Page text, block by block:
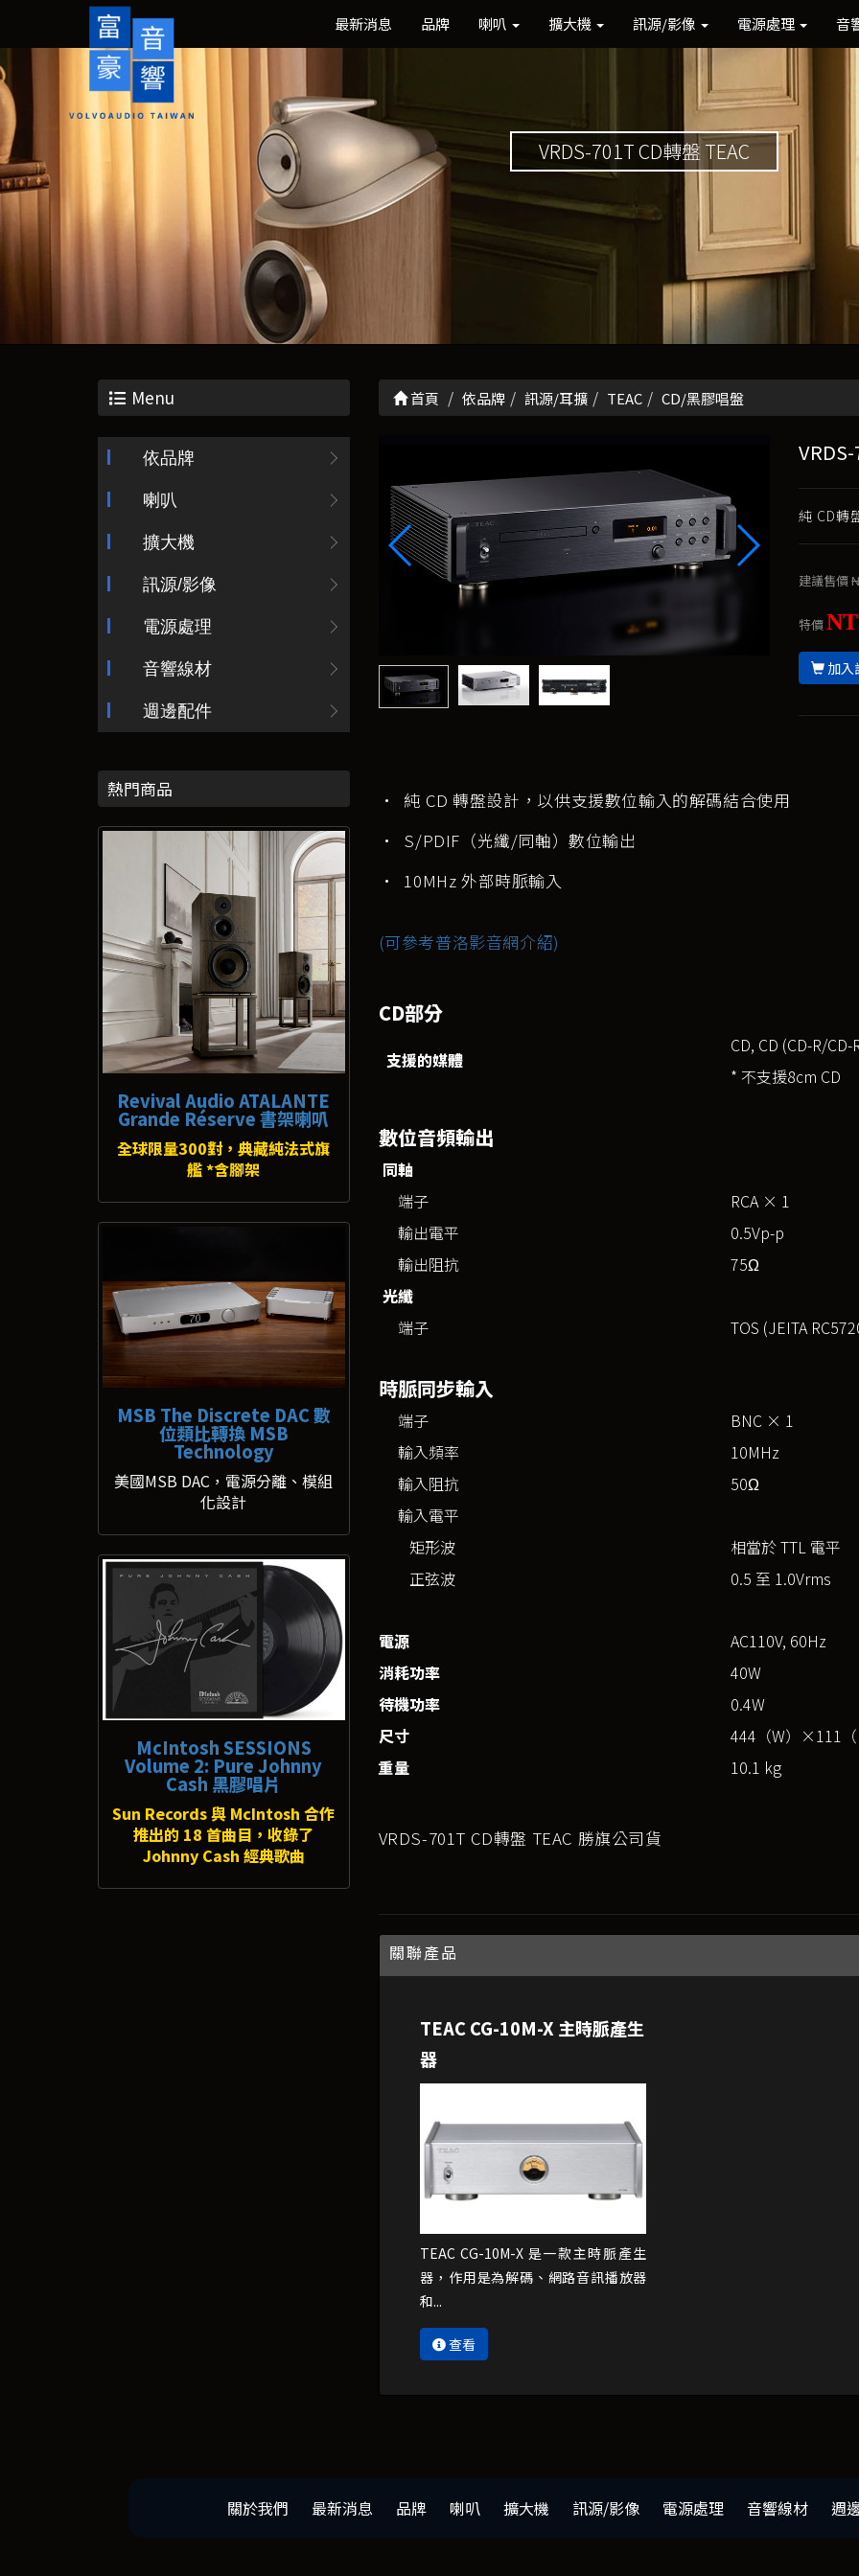
最新消息 品牌 喇叭 擴大機 訊源/影像 電源處理 音
VRDS-701T CD轉盤 TEAC
Menu
依品牌
喇叭
擴大機
訊源/影像
電源處理
音響線材
週邊配件
熱門商品
Revival Audio ATALANTE
Grande Réserve 書架喇叭
全球限量300對，典藏純法式旗
艦 *含腳架
MSB The Discrete DAC 數
位類比轉換 MSB
Technology
美國MSB DAC，電源分離、模組
化設計
McIntosh SESSIONS
Volume 2: Pure Johnny
Cash 黑膠唱片
Sun Records 與 McIntosh 合作
推出的 18 首曲目，收錄了
Johnny Cash 經典歌曲
首頁 依品牌 訊源/耳擴 TEAC CD/黑膠唱盤
純 CD轉
建議售價
特價
加入
• 純 CD 轉盤設計，以供支援數位輸入的解碼結合使用
• S/PDIF（光纖/同軸）數位輸出
• 10MHz 外部時脈輸入
(可參考普洛影音網介紹)
CD部分
支援的媒體
CD, CD (CD-R/
* 不支援8cm CD
數位音頻輸出
同軸
端子
RCA × 1
輸出電平
0.5Vp-p
輸出阻抗
75Ω
光纖
端子
TOS (JEITA
時脈同步輸入
端子
BNC × 1
輸入頻率
10MHz
輸入阻抗
50Ω
輸入電平
矩形波
相當於 TTL 電平
正弦波
0.5 至 1.0Vrms
電源
AC110V, 60Hz
消耗功率
40W
待機功率
0.4W
尺寸
444（W）×111
重量
10.1 kg
VRDS-701T CD轉盤 TEAC 勝旗公司貨
關聯產品
TEAC CG-10M-X 是一款主時脈產生
器，作用是為解碼、網路音訊播放器
和...
查看
TEAC CG-10M-X 主時脈產生
器
關於我們 最新消息 品牌 喇叭 擴大機 訊源/影像 電源處理 音響線材 週